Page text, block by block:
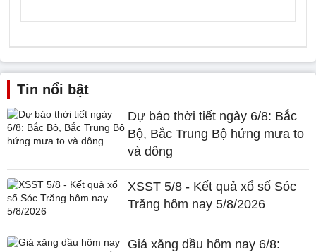
Tin nổi bật
Dự báo thời tiết ngày 6/8: Bắc
Bộ, Bắc Trung Bộ hứng mưa to
và dông
XSST 5/8 - Kết quả xổ số Sóc
Trăng hôm nay 5/8/2026
Giá xăng dầu hôm nay 6/8: